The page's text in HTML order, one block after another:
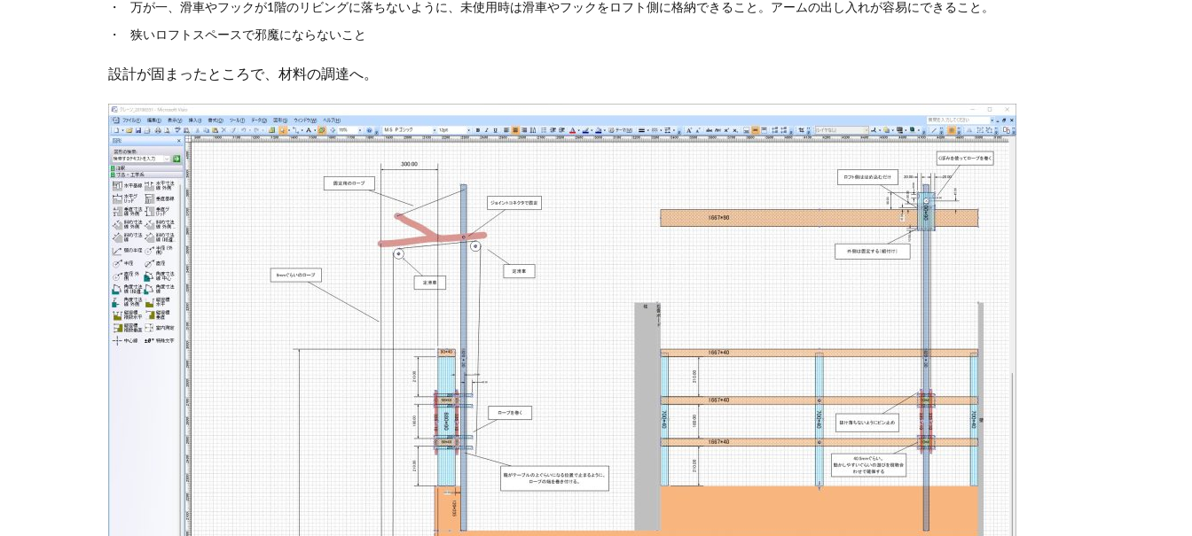
万が一、滑車やフックが1階のリビングに落ちないように、未使用時は滑車やフックをロフト側に格納できること。アームの出し入れが容易にできること。
狭いロフトスペースで邪魔にならないこと
設計が固まったところで、材料の調達へ。